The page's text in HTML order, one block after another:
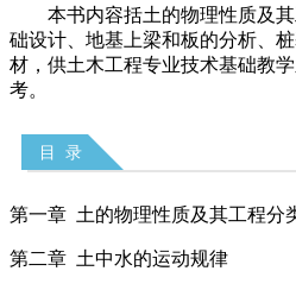
本书内容括土的物理性质及
础设计、地基上梁和板的分析、
材，供土木工程专业技术基础教
考。
目 录
第一章 土的物理性质及其工程分
第二章 土中水的运动规律